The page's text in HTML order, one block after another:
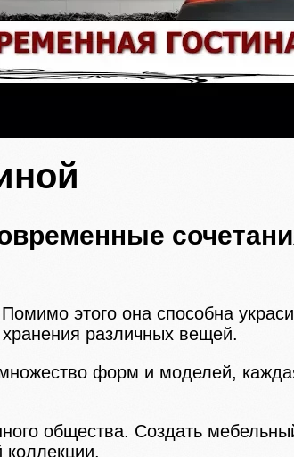
этого она способна
различных вещей.
форм и моделей,
общества. Создать
коллекции.